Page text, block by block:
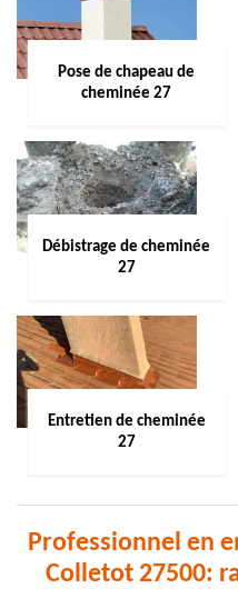
Pose de chapeau de
cheminée 27
Débistrage de cheminée
27
Entretien de cheminée
27
Professionnel en
Colletot 27500: